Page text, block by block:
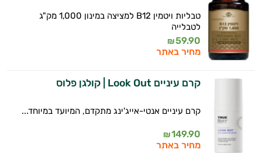
טבליות ויטמין B12 למציצה במינון 1,000 מק"ג
לטבלייה
59.90
₪
מחיר באתר
קרם עיניים Look Out | קולגן פלוס
קרם עיניים אנטי-אייג'ינג מתקדם, המיועד במיוחד...
149.90
₪
מחיר באתר